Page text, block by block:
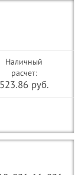
Наличный
расчет:
523.86 руб.